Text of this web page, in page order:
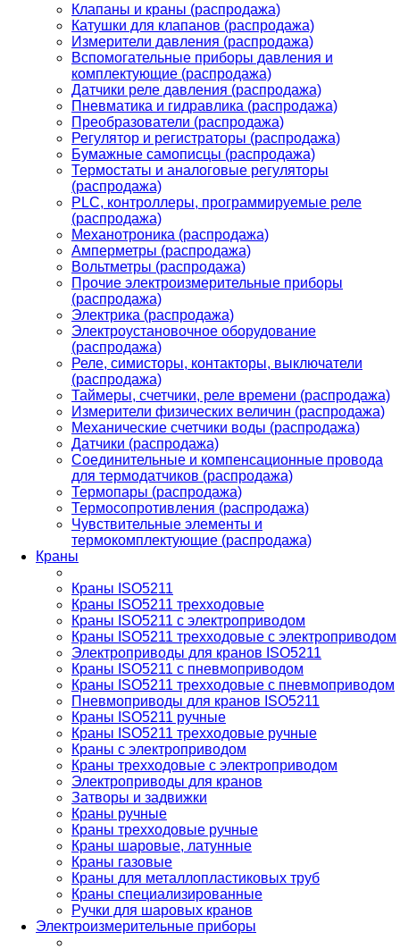
Клапаны и краны (распродажа)
Катушки для клапанов (распродажа)
Измерители давления (распродажа)
Вспомогательные приборы давления и
комплектующие (распродажа)
Датчики реле давления (распродажа)
Пневматика и гидравлика (распродажа)
Преобразователи (распродажа)
Регулятор и регистраторы (распродажа)
Бумажные самописцы (распродажа)
Термостаты и аналоговые регуляторы
(распродажа)
PLС, контроллеры, программируемые реле
(распродажа)
Механотроника (распродажа)
Амперметры (распродажа)
Вольтметры (распродажа)
Прочие электроизмерительные приборы
(распродажа)
Электрика (распродажа)
Электроустановочное оборудование
(распродажа)
Реле, симисторы, контакторы, выключатели
(распродажа)
Таймеры, счетчики, реле времени (распродажа)
Измерители физических величин (распродажа)
Механические счетчики воды (распродажа)
Датчики (распродажа)
Соединительные и компенсационные провода
для термодатчиков (распродажа)
Термопары (распродажа)
Термосопротивления (распродажа)
Чувствительные элементы и
термокомплектующие (распродажа)
Краны
Краны ISO5211
Краны ISO5211 трехходовые
Краны ISO5211 с электроприводом
Краны ISO5211 трехходовые с электроприводом
Электроприводы для кранов ISO5211
Краны ISO5211 с пневмоприводом
Краны ISO5211 трехходовые с пневмоприводом
Пневмоприводы для кранов ISO5211
Краны ISO5211 ручные
Краны ISO5211 трехходовые ручные
Краны с электроприводом
Краны трехходовые с электроприводом
Электроприводы для кранов
Затворы и задвижки
Краны ручные
Краны трехходовые ручные
Краны шаровые, латунные
Краны газовые
Краны для металлопластиковых труб
Краны специализированные
Ручки для шаровых кранов
Электроизмерительные приборы